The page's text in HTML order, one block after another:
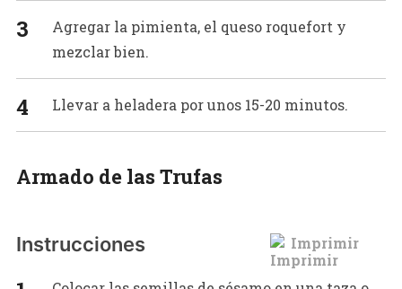
Agregar la pimienta, el queso roquefort y
mezclar bien.
Llevar a heladera por unos 15-20 minutos.
Armado de las Trufas
Imprimir
Instrucciones